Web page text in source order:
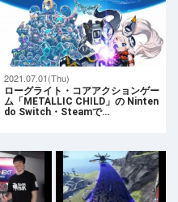
2021.07.01(Thu)
ローグライト・コアアクションゲー
ム「METALLIC CHILD」の Ninten
do Switch・Steamで…